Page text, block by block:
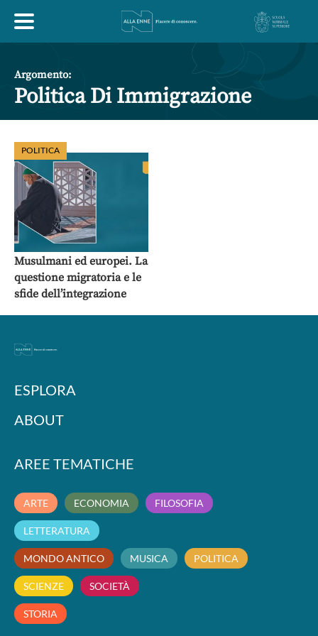
ESPLORA
ABOUT
ARTE
LETTERATURA MONDO ANTICO
POLITICA SCIENZE
Argomento:
Politica Di Immigrazione
POLITICA
Musulmani ed europei. La
questione migratoria e le
sfide dell’integrazione
ESPLORA
ABOUT
AREE TEMATICHE
ARTE ECONOMIA FILOSOFIA
LETTERATURA
MONDO ANTICO MUSICA POLITICA
SCIENZE SOCIETÀ
STORIA